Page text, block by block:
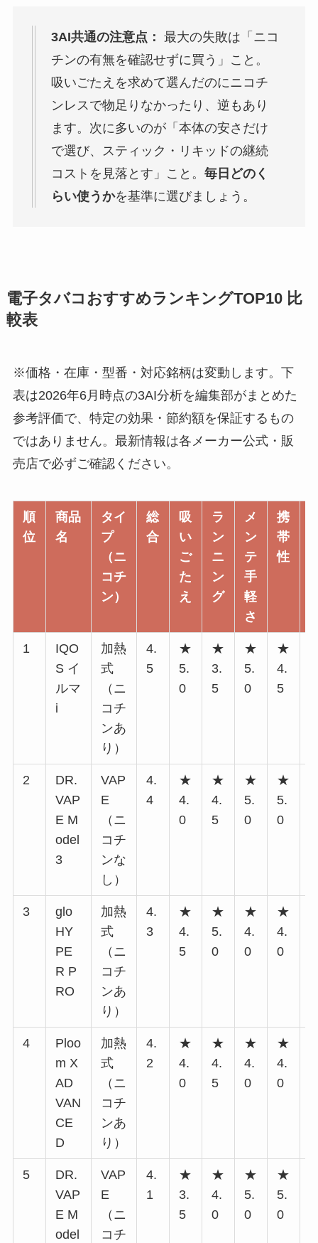
3AI共通の注意点： 最大の失敗は「ニコ
チンの有無を確認せずに買う」こと。
吸いごたえを求めて選んだのにニコチ
ンレスで物足りなかったり、逆もあり
ます。次に多いのが「本体の安さだけ
で選び、スティック・リキッドの継続
コストを見落とす」こと。 毎日どのく
らい使うかを基準に選びましょう。
電子タバコおすすめランキングTOP10 比
較表
※価格・在庫・型番・対応銘柄は変動します。下
表は2026年6月時点の3AI分析を編集部がまとめた
参考評価で、特定の効果・節約額を保証するもの
ではありません。最新情報は各メーカー公式・販
売店で必ずご確認ください。
順
位
商品
名
タイ
プ
（ニ
コチ
ン）
総
合
吸
い
ご
た
え
ラ
ン
ニ
ン
グ
メ
ン
テ
手
軽
さ
携
帯
性
1
IQO
S イ
ルマ
i
加熱
式
（ニ
コチ
ンあ
り）
4.
5
★
5.
0
★
3.
5
★
5.
0
★
4.
5
2
DR.
VAP
E M
odel
3
VAP
E
（ニ
コチ
ンな
し）
4.
4
★
4.
0
★
4.
5
★
5.
0
★
5.
0
3
glo
HY
PE
R P
RO
加熱
式
（ニ
コチ
ンあ
り）
4.
3
★
4.
5
★
5.
0
★
4.
0
★
4.
0
4
Ploo
m X
AD
VAN
CE
D
加熱
式
（ニ
コチ
ンあ
り）
4.
2
★
4.
0
★
4.
5
★
4.
0
★
4.
0
5
DR.
VAP
E M
odel
VAP
E
（ニ
コチ
4.
1
★
3.
5
★
4.
0
★
5.
0
★
5.
0